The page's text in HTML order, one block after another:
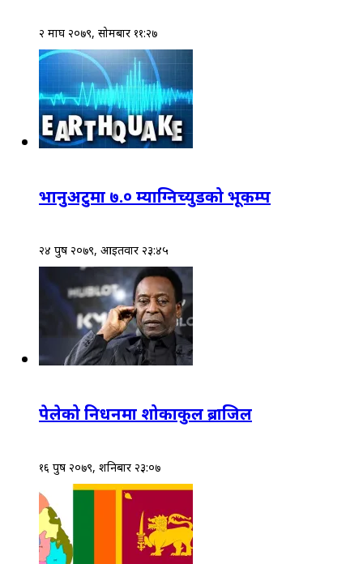
२ माघ २०७९, सोमबार ११:२७
भानुअटुमा ७.० म्याग्निच्युडको भूकम्प
२४ पुष २०७९, आईतवार २३:४५
पेलेको निधनमा शोकाकुल ब्राजिल
१६ पुष २०७९, शनिबार २३:०७